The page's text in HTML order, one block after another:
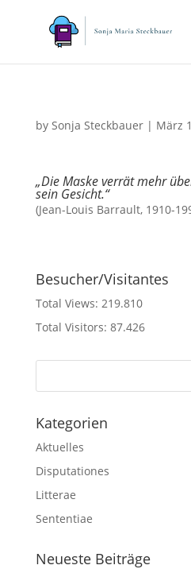
by Sonja Steckbauer| März
„Die Maske verrät mehr
sein Gesicht.“
(Jean-Louis Barrault, 1910-
Besucher/Visitantes
Total Views: 219.810
Total Visitors: 87.426
Kategorien
Aktuelles
Disputationes
Litterae
Sententiae
Neueste Beiträge